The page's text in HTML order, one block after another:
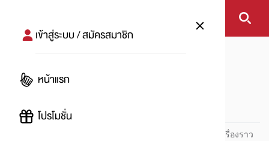
เข้าสู่ระบบ / สมัครสมาชิก
หน้าแรก
โปรโมชั่น
#
ปันโปร PUNPRO ที่ 1 ด้านโปรโมชัน อัปเดตและติดตามทุกเรื่องราว